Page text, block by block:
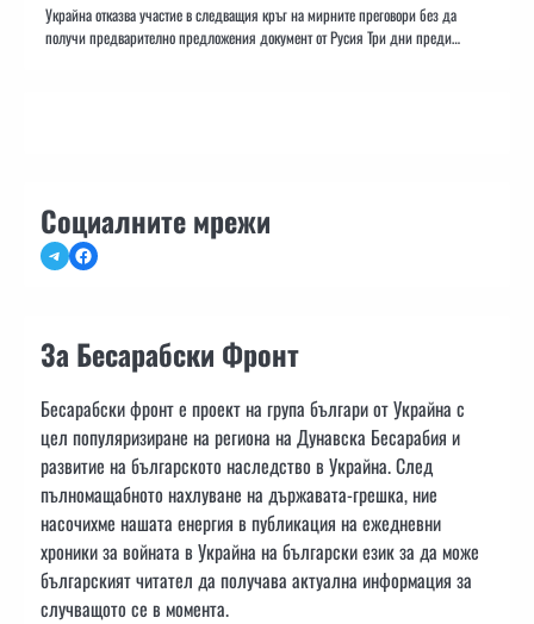
Украйна отказва участие в следващия кръг на мирните преговори без да
получи предварително предложения документ от Русия Три дни преди…
Социалните мрежи
TelegramFacebook
За Бесарабски Фронт
Бесарабски фронт е проект на група българи от Украйна с
цел популяризиране на региона на Дунавска Бесарабия и
развитие на българското наследство в Украйна. След
пълномащабното нахлуване на държавата-грешка, ние
насочихме нашата енергия в публикация на ежедневни
хроники за войната в Украйна на български език за да може
българският читател да получава актуална информация за
случващото се в момента.